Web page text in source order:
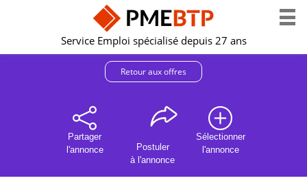
Service Emploi spécialisé depuis 27 ans
Retour aux offres
Partager
l'annonce
Postuler
à l'annonce
Sélectionner
l'annonce